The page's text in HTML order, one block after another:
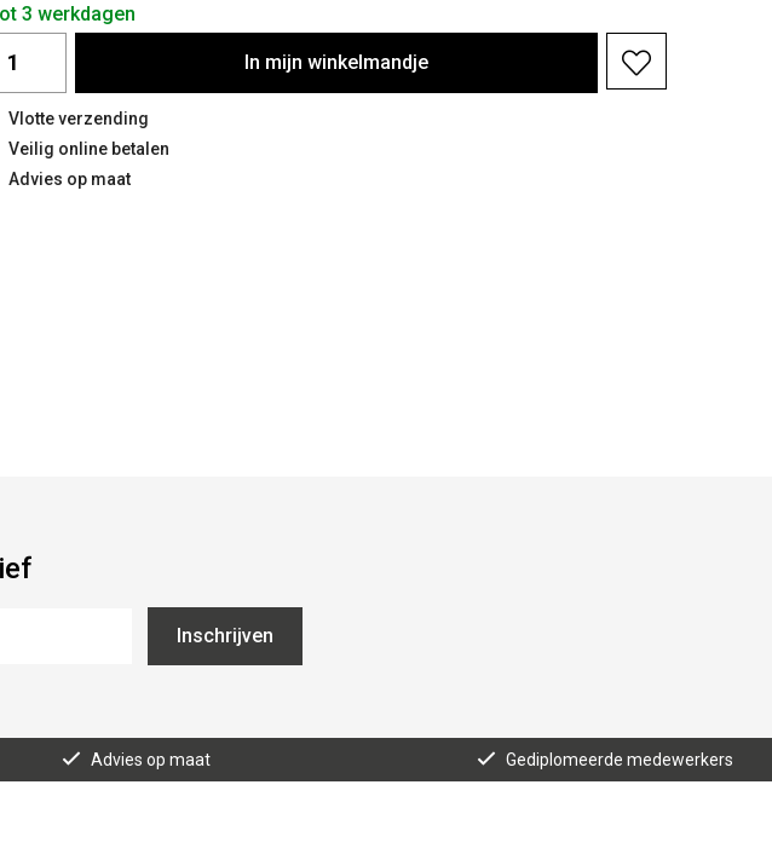
3 werkdagen
In mijn winkelmandje
Vlotte verzending
Veilig online betalen
Advies op maat
Inschrijven
Advies op maat Gediplomeerde medewerkers